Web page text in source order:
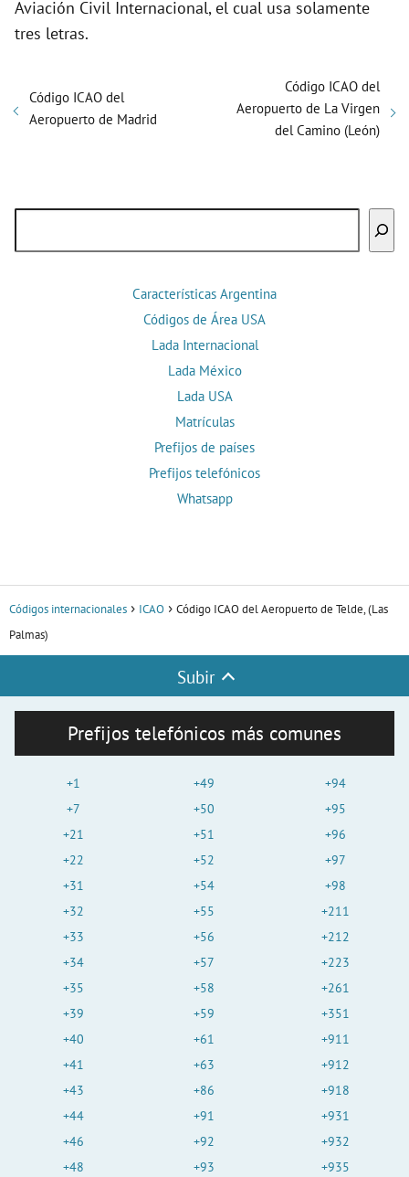
Aviación Civil Internacional, el cual usa solamente
tres letras.
Código ICAO del
Aeropuerto de Madrid
Código ICAO del
Aeropuerto de La Virgen
del Camino (León)
Características Argentina
Códigos de Área USA
Lada Internacional
Lada México
Lada USA
Matrículas
Prefijos de países
Prefijos telefónicos
Whatsapp
Códigos internacionales ICAO
Código ICAO del Aeropuerto de Telde, (Las
Palmas)
Subir
Prefijos telefónicos más comunes
+1
+7
+21
+22
+31
+32
+33
+34
+35
+39
+40
+41
+43
+44
+46
+48
+49
+50
+51
+52
+54
+55
+56
+57
+58
+59
+61
+63
+86
+91
+92
+93
+94
+95
+96
+97
+98
+211
+212
+223
+261
+351
+911
+912
+918
+931
+932
+935